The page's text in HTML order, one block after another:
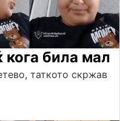
била мал
таткото скржав